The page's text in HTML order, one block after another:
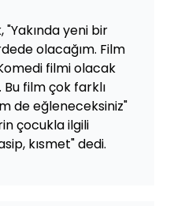
yeni bir
olacağım. Film
filmi olacak
film çok farklı
de eğleneceksiniz"
çocukla ilgili
kısmet" dedi.